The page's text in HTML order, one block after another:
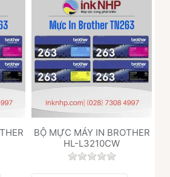
giá nào cho sản phẩm này.
BỘ MỰC MÁY IN BROTHER
HL-L3210CW
Chưa có đánh giá